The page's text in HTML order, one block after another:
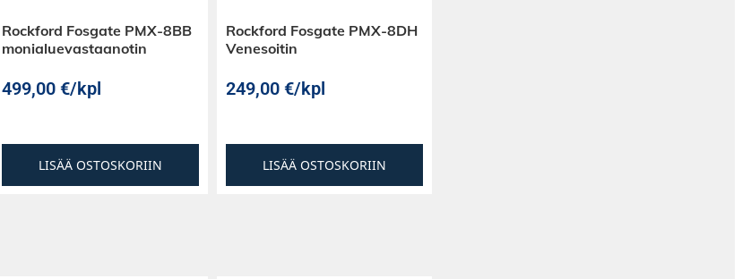
Rockford Fosgate PMX-8BB
monialuevastaanotin
499,00 €/kpl
LISÄÄ OSTOSKORIIN
Rockford Fosgate PMX-8DH
Venesoitin
249,00 €/kpl
LISÄÄ OSTOSKORIIN